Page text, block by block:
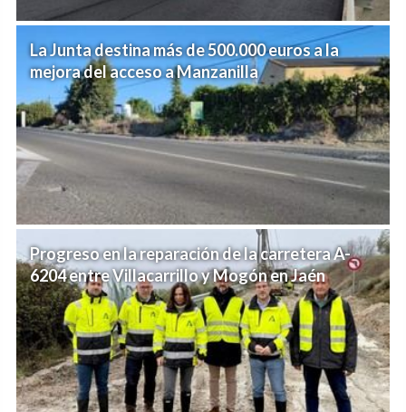
La Junta destina más de 500.000 euros a la
mejora del acceso a Manzanilla
Progreso en la reparación de la carretera A-
6204 entre Villacarrillo y Mogón en Jaén